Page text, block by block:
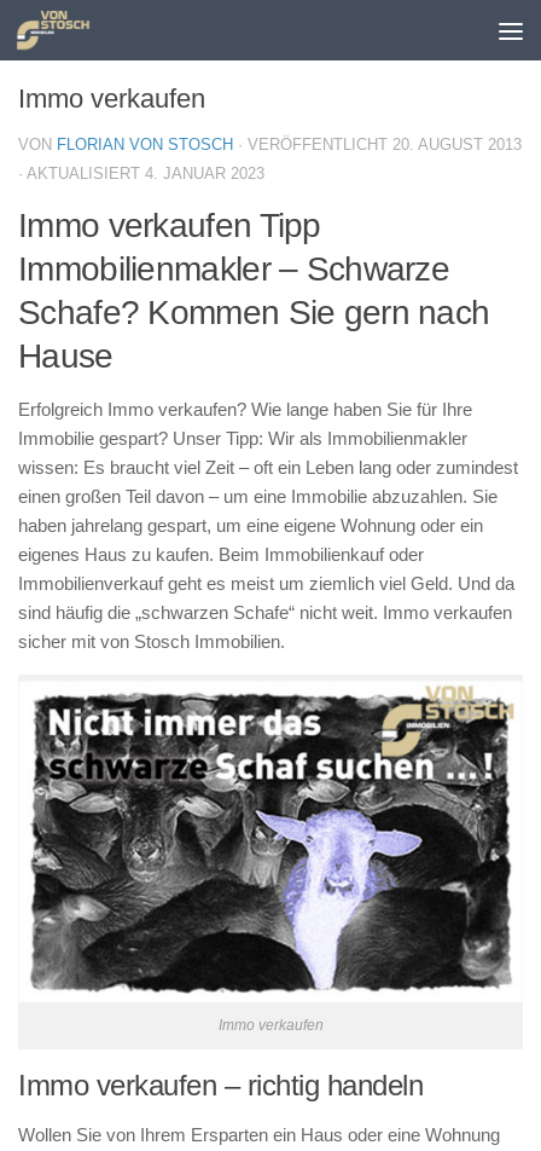
Zum Inhalt springen
Immo verkaufen
VON FLORIAN VON STOSCH · VERÖFFENTLICHT 20. AUGUST 2013
· AKTUALISIERT 4. JANUAR 2023
Immo verkaufen Tipp
Immobilienmakler – Schwarze
Schafe? Kommen Sie gern nach
Hause
Erfolgreich Immo verkaufen? Wie lange haben Sie für Ihre
Immobilie gespart? Unser Tipp: Wir als Immobilienmakler
wissen: Es braucht viel Zeit – oft ein Leben lang oder zumindest
einen großen Teil davon – um eine Immobilie abzuzahlen. Sie
haben jahrelang gespart, um eine eigene Wohnung oder ein
eigenes Haus zu kaufen. Beim Immobilienkauf oder
Immobilienverkauf geht es meist um ziemlich viel Geld. Und da
sind häufig die „schwarzen Schafe“ nicht weit. Immo verkaufen
sicher mit von Stosch Immobilien.
Immo verkaufen
Immo verkaufen – richtig handeln
Wollen Sie von Ihrem Ersparten ein Haus oder eine Wohnung